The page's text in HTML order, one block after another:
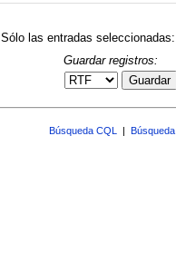
Sólo las entradas seleccionadas:
Guardar registros:
Guardar
Búsqueda CQL